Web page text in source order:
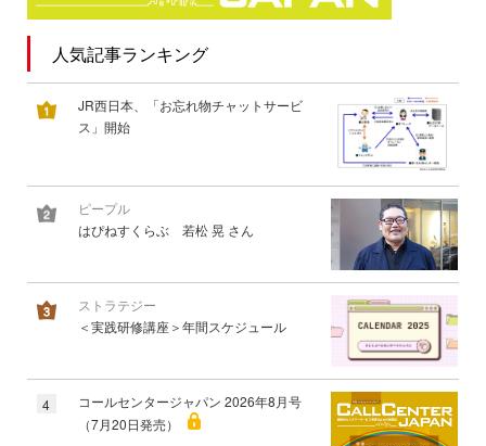
人気記事ランキング
JR西日本、「お忘れ物チャットサービ
ス」開始
ピープル
はぴねすくらぶ 若松 晃 さん
ストラテジー
＜実践研修講座＞年間スケジュール
4
コールセンタージャパン 2026年8月号
（7月20日発売）